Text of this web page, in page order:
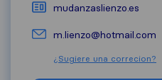
mudanzaslienzo.es
m.lienzo@hotmail.com
¿Sugiere una correcion?